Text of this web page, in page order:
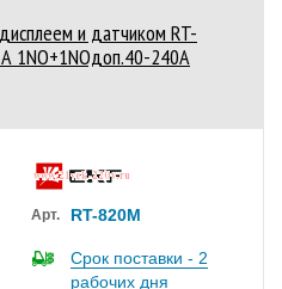
и датчиком RT-
1NO+1NOдоп.40-240А
Арт. RT-820M
Срок поставки - 2
рабочих дня